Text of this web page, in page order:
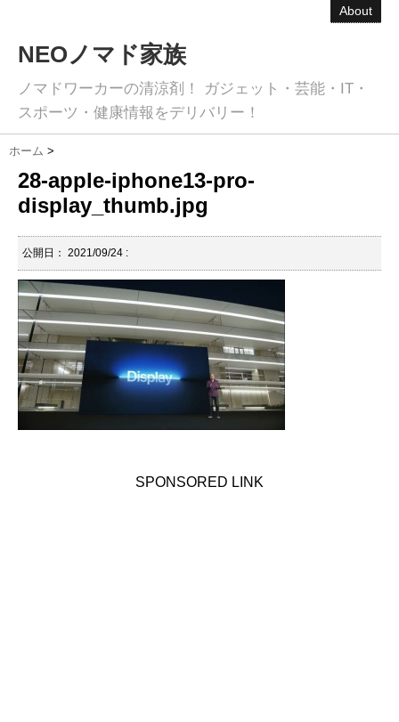
About
NEOノマド家族
ノマドワーカーの清涼剤！ ガジェット・芸能・IT・
スポーツ・健康情報をデリバリー！
ホーム >
28-apple-iphone13-pro-
display_thumb.jpg
公開日： 2021/09/24 :
SPONSORED LINK